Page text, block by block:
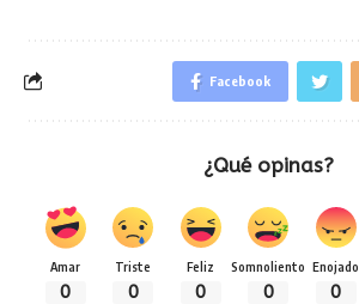
Facebook
¿Qué opinas?
Amar
0
Triste
0
Feliz
0
Somnoliento
0
Enojado
0